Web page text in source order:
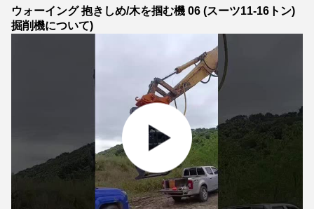
ウォーイング 抱きしめ/木を掴む機 06 (スーツ11-16トン)
掘削機について)